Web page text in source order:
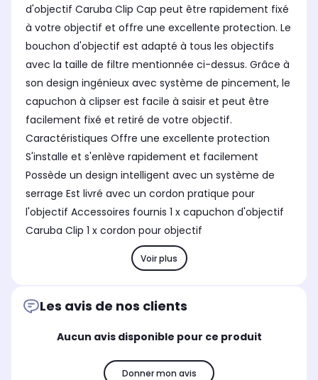
d'objectif Caruba Clip Cap peut être rapidement fixé
à votre objectif et offre une excellente protection. Le
bouchon d'objectif est adapté à tous les objectifs
avec la taille de filtre mentionnée ci-dessus. Grâce à
son design ingénieux avec système de pincement, le
capuchon à clipser est facile à saisir et peut être
facilement fixé et retiré de votre objectif.
Caractéristiques Offre une excellente protection
S'installe et s'enlève rapidement et facilement
Possède un design intelligent avec un système de
serrage Est livré avec un cordon pratique pour
l'objectif Accessoires fournis 1 x capuchon d'objectif
Caruba Clip 1 x cordon pour objectif
Voir plus
Les avis de nos clients
Aucun avis disponible pour ce produit
Donner mon avis